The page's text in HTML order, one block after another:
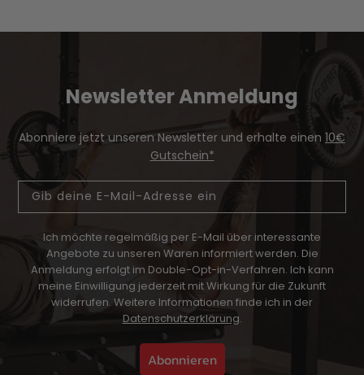
Newsletter Anmeldung
Abonniere jetzt unseren Newsletter und erhalte einen 10€
Gutschein*
Email
Ich möchte regelmäßig per E-Mail über interessante
Angebote zu unseren Waren informiert werden. Die
Anmeldung erfolgt im Double-Opt-in-Verfahren. Ich kann
meine Einwilligung jederzeit mit Wirkung für die Zukunft
widerrufen. Weitere Informationen finde ich in der
Datenschutzerklärung.
Abonnieren